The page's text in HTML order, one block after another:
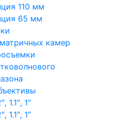
110 мм
65 мм
камер
1.1″, 1″
1.1″, 1″